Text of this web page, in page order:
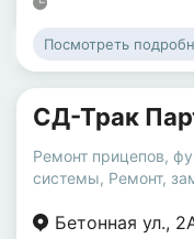
Посмотреть
СД-Трак
Ремонт прицепов,
системы, Ремонт,
Бетонная ул.,